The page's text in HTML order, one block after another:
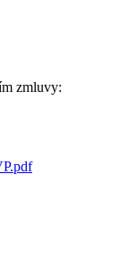
zmluvy: